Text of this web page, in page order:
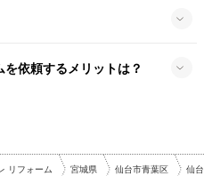
依頼するメリットは？
リフォーム 宮城県 仙台市青葉区 仙